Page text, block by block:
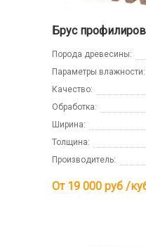
Брус
Порода древесины:
Параметры влажности:
Качество:
Обработка:
Ширина:
Толщина:
Производитель:
От 19 000 руб /